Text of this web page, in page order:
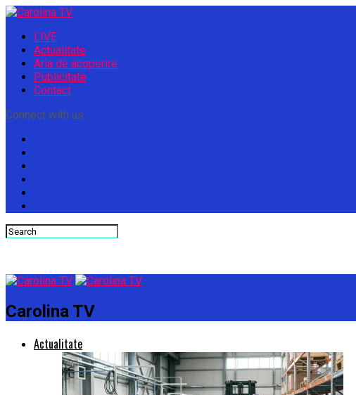
LIVE
Actualitate
Aria de acoperire
Publicitate
Contact
Connect with us
Carolina TV
Actualitate